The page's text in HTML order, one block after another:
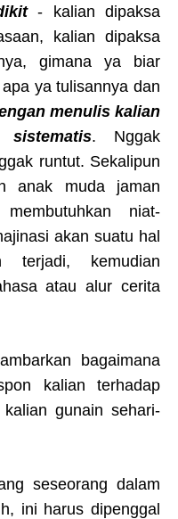
- kalian dipaksa
kalian dipaksa
gimana ya biar
ya tulisannya dan
menulis kalian
. Nggak
runtut. Sekalipun
anak muda jaman
niat-
akan suatu hal
kemudian
atau alur cerita
bagaimana
kalian terhadap
gunain sehari-
seseorang dalam
ini harus dipenggal